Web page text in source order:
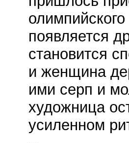
появляется
становится
и женщина
ими серп и
художница
усиленном